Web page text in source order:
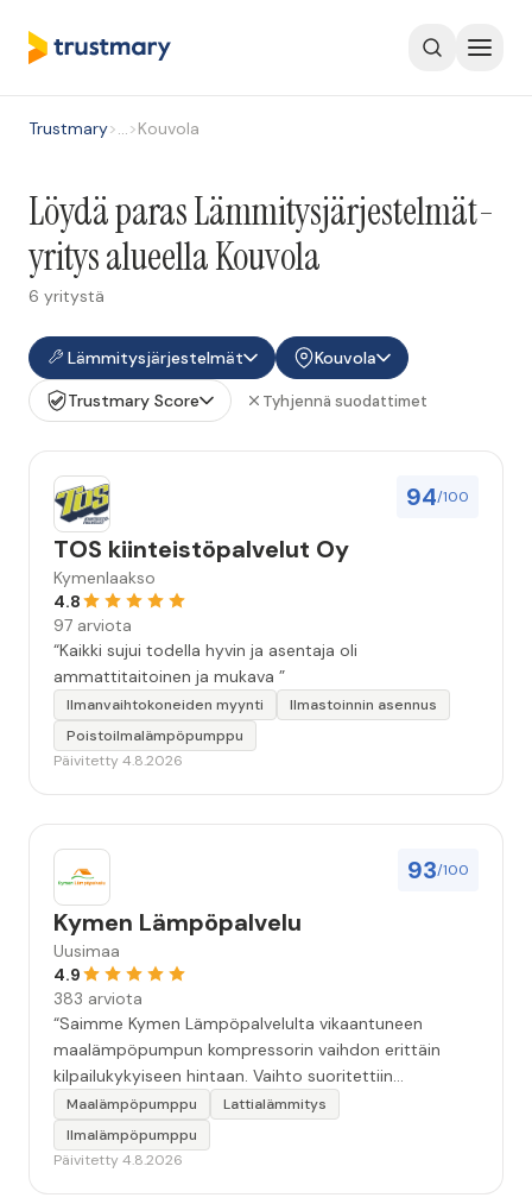
Trustmary>…>Kouvola
Löydä paras Lämmitysjärjestelmät-
yritys alueella Kouvola
6 yritystä
Lämmitysjärjestelmät
Kouvola
Trustmary Score
Tyhjennä suodattimet
94/100
TOS kiinteistöpalvelut Oy
Kymenlaakso
4.8
97 arviota
“Kaikki sujui todella hyvin ja asentaja oli
ammattitaitoinen ja mukava ”
Ilmanvaihtokoneiden myynti
Ilmastoinnin asennus
Poistoilmalämpöpumppu
Päivitetty 4.8.2026
93/100
Kymen Lämpöpalvelu
Uusimaa
4.9
383 arviota
“Saimme Kymen Lämpöpalvelulta vikaantuneen
maalämpöpumpun kompressorin vaihdon erittäin
kilpailukykyiseen hintaan. Vaihto suoritettiin
ammattitaidolla ja ystävällisellä palveluasenteella.
Samalla käynnillä huomattu pikkuvika korjattiin myös.
Jäi tunne että oltiin aidosti kiinnostuneita siitä, että
Maalämpöpumppu
Lattialämmitys
Ilmalämpöpumppu
Päivitetty 4.8.2026